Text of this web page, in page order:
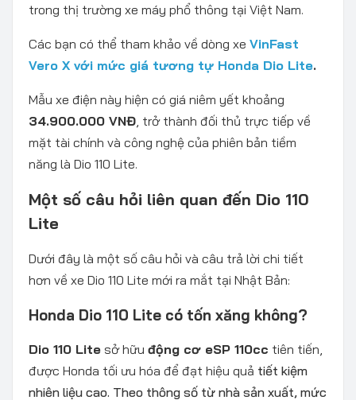
trong thị trường xe máy phổ thông tại Việt Nam.
Các bạn có thể tham khảo về dòng xe VinFast
Vero X với mức giá tương tự Honda Dio Lite.
Mẫu xe điện này hiện có giá niêm yết khoảng
34.900.000 VNĐ , trở thành đối thủ trực tiếp về
mặt tài chính và công nghệ của phiên bản tiềm
năng là Dio 110 Lite.
Một số câu hỏi liên quan đến Dio 110
Lite
Dưới đây là một số câu hỏi và câu trả lời chi tiết
hơn về xe Dio 110 Lite mới ra mắt tại Nhật Bản:
Honda Dio 110 Lite có tốn xăng không?
Dio 110 Lite sở hữu động cơ eSP 110cc tiên tiến,
được Honda tối ưu hóa để đạt hiệu quả tiết kiệm
nhiên liệu cao. Theo thông số từ nhà sản xuất, mức